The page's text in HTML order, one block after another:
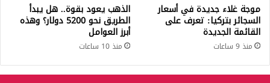
موجة غلاء جديدة في أسعار
السجائر بتركيا: تعرف على
القائمة الجديدة
منذ 9 ساعات
الذهب يعود بقوة.. هل يبدأ
الطريق نحو 5200 دولار؟ وهذه
أبرز العوامل
منذ 10 ساعات